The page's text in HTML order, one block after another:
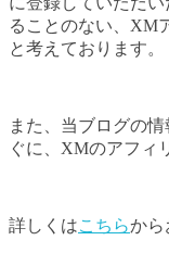
ることのない、XM
と考えております。
また、当ブログの
ぐに、XMのアフィ
詳しくはこちらから